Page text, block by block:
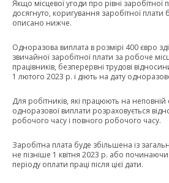
Якщо місцевої угоди про рівні
досягнуто, коригування заробітної плати
описано нижче.
Одноразова виплата в розмірі 400 євро
звичайної заробітної плати за робоче
працівників, безперервні трудові
1 лютого 2023 р. і діють на дату
Для робітників, які працюють на неповній
одноразової виплати розраховується
робочого часу і повного робочого часу.
Заробітна плата буде збільшена із
не пізніше 1 квітня 2023 р. або
періоду оплати праці після цієї дати.